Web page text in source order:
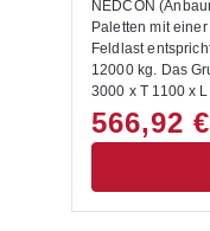
NEDCON
Paletten mit
Feldlast
12000 kg. Das
3000 x T 1100 x
ausgestattet. Die
5019, die Balken
Das
eine hohe
566,92 €